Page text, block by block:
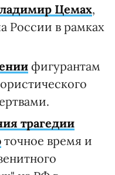
Цемах,
России в рамках
фигурантам
трагедии
точное время и